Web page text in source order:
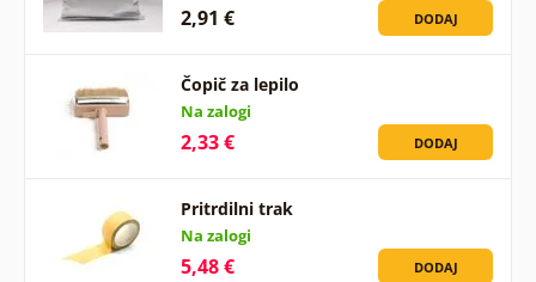
2,91 € DODAJ
Čopič za lepilo
Na zalogi
2,33 € DODAJ
Pritrdilni trak
Na zalogi
5,48 € DODAJ